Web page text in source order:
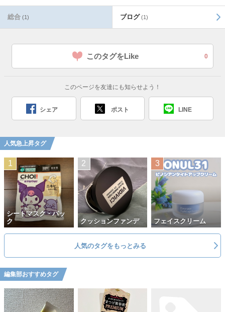
総合 (1) ブログ (1)
このタグをLike 0
このページを友達にも知らせよう！
シェア ポスト LINE
人気急上昇タグ
シートマスク・パッ
ク
クッションファンデ フェイスクリーム
人気のタグをもっとみる
編集部おすすめタグ